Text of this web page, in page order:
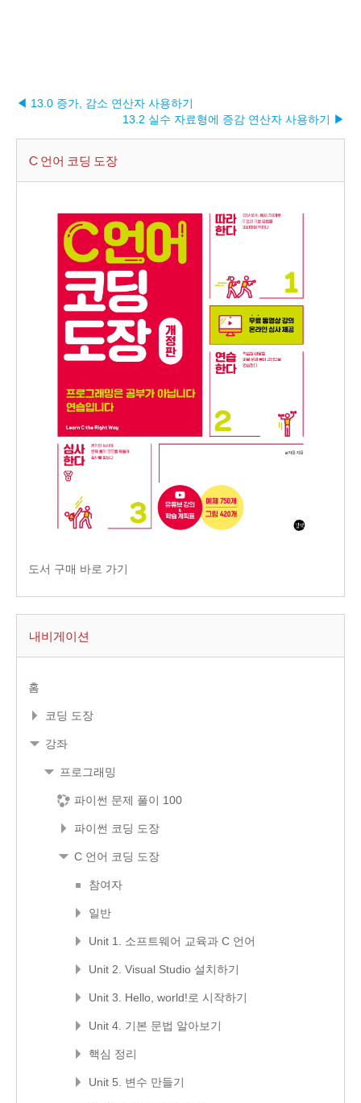
◀ 13.0 증가, 감소 연산자 사용하기
13.2 실수 자료형에 증감 연산자 사용하기 ▶︎
C 언어 코딩 도장
도서 구매 바로 가기
내비게이션
홈
코딩 도장
강좌
프로그래밍
파이썬 문제 풀이 100
파이썬 코딩 도장
C 언어 코딩 도장
참여자
일반
Unit 1. 소프트웨어 교육과 C 언어
Unit 2. Visual Studio 설치하기
Unit 3. Hello, world!로 시작하기
Unit 4. 기본 문법 알아보기
핵심 정리
Unit 5. 변수 만들기